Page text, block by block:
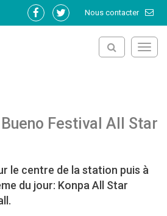
Nous contacter
Lien
Lien
Festival All Star
le centre de la station puis à
du jour: Konpa All Star